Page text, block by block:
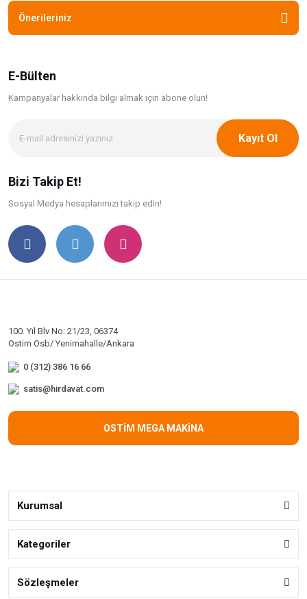
Önerileriniz
E-Bülten
Kampanyalar hakkında bilgi almak için abone olun!
Kayıt Ol
Bizi Takip Et!
Sosyal Medya hesaplarımızı takip edin!
100. Yıl Blv No: 21/23, 06374
Ostim Osb/ Yenimahalle/Ankara
0 (312) 386 16 66
satis@hirdavat.com
OSTİM MEGA MAKİNA
Kurumsal
Kategoriler
Sözleşmeler